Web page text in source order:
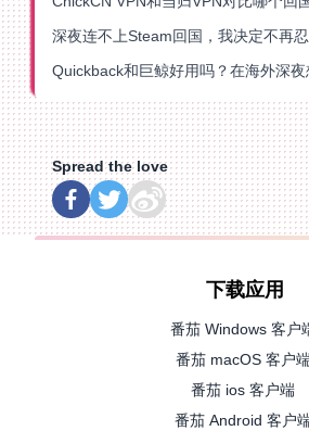
深夜连不上Steam回国，我决定不再
Spread the love
下载应用
番茄 Windows 客户
番茄 macOS 客户
番茄 ios 客户端
番茄 Android 客户